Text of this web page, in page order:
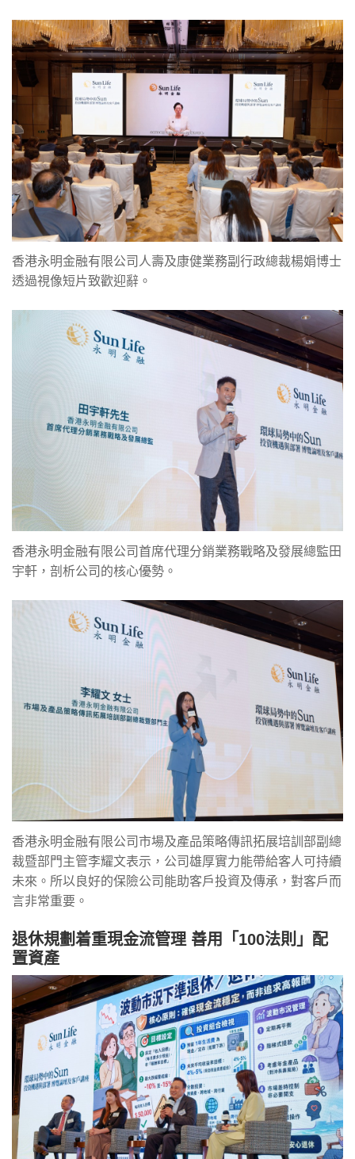
香港永明金融有限公司人壽及康健業務副行政總裁楊娟博士
透過視像短片致歡迎辭。
香港永明金融有限公司首席代理分銷業務戰略及發展總監田
宇軒，剖析公司的核心優勢。
香港永明金融有限公司市場及產品策略傳訊拓展培訓部副總
裁暨部門主管李耀文表示，公司雄厚實力能帶給客人可持續
未來。所以良好的保險公司能助客戶投資及傳承，對客戶而
言非常重要。
退休規劃着重現金流管理 善用「100法則」配
置資產